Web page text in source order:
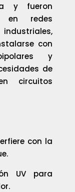
y fueron
en redes
con
y
de
circuitos
con la
UV para